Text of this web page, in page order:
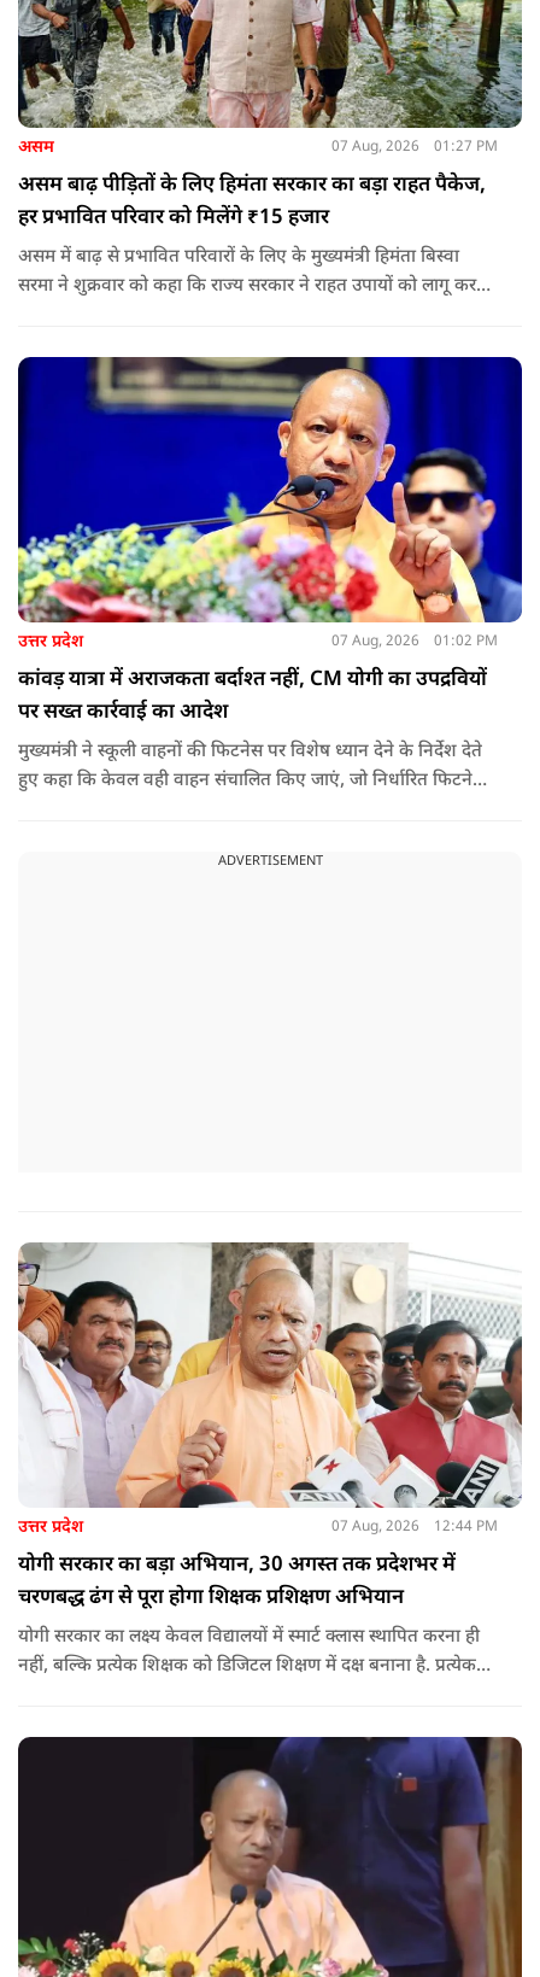
असम 07 Aug, 2026 01:27 PM
असम बाढ़ पीड़ितों के लिए हिमंता सरकार का बड़ा राहत पैकेज,
हर प्रभावित परिवार को मिलेंगे ₹15 हजार
असम में बाढ़ से प्रभावित परिवारों के लिए के मुख्यमंत्री हिमंता बिस्वा
सरमा ने शुक्रवार को कहा कि राज्य सरकार ने राहत उपायों को लागू करना
उत्तर प्रदेश 07 Aug, 2026 01:02 PM
कांवड़ यात्रा में अराजकता बर्दाश्त नहीं, CM योगी का उपद्रवियों
पर सख्त कार्रवाई का आदेश
मुख्यमंत्री ने स्कूली वाहनों की फिटनेस पर विशेष ध्यान देने के निर्देश देते
हुए कहा कि केवल वही वाहन संचालित किए जाएं, जो निर्धारित फिटनेस
ताकि विद्यार्थियों और आम नागरिकों की सुरक्षा सुनिश्चित की जा सके.
ADVERTISEMENT
उत्तर प्रदेश 07 Aug, 2026 12:44 PM
योगी सरकार का बड़ा अभियान, 30 अगस्त तक प्रदेशभर में
चरणबद्ध ढंग से पूरा होगा शिक्षक प्रशिक्षण अभियान
योगी सरकार का लक्ष्य केवल विद्यालयों में स्मार्ट क्लास स्थापित करना ही
नहीं, बल्कि प्रत्येक शिक्षक को डिजिटल शिक्षण में दक्ष बनाना है. प्रत्येक